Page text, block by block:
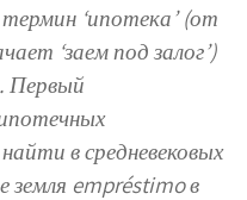
‘ипотека’ (от
‘заем под залог’)
Первый
в средневековых
земля empréstimo в